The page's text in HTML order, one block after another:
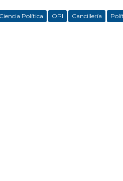
Ciencia Política OPI Cancillería